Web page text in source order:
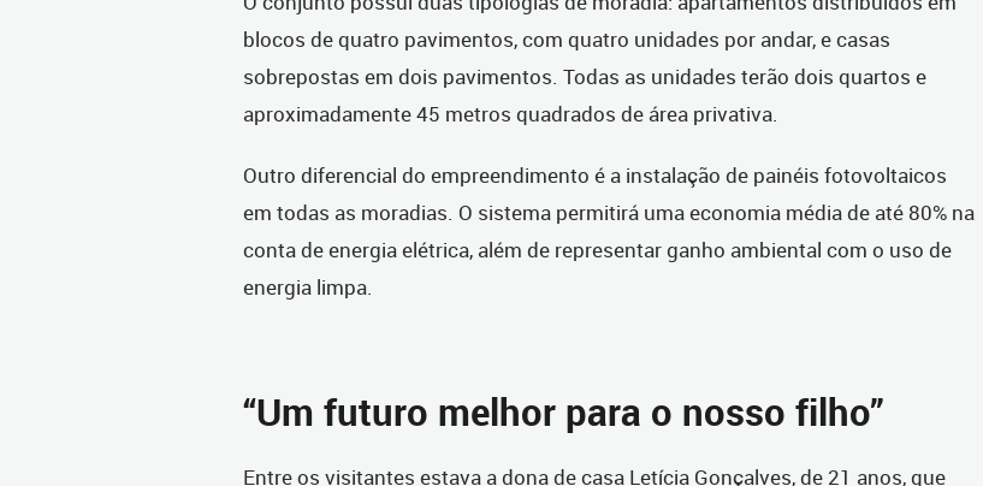
blocos de quatro pavimentos, com quatro unidades por andar, e casas
sobrepostas em dois pavimentos. Todas as unidades terão dois quartos e
aproximadamente 45 metros quadrados de área privativa.
Outro diferencial do empreendimento é a instalação de painéis fotovoltaicos
em todas as moradias. O sistema permitirá uma economia média de até 80% na
conta de energia elétrica, além de representar ganho ambiental com o uso de
energia limpa.
“Um futuro melhor para o nosso filho”
Entre os visitantes estava a dona de casa Letícia Gonçalves, de 21 anos, que